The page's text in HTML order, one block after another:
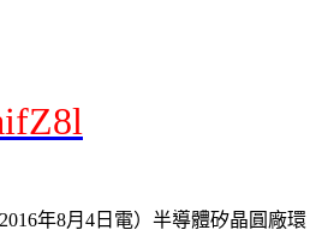
年8月4日電）半導體矽晶圓廠環